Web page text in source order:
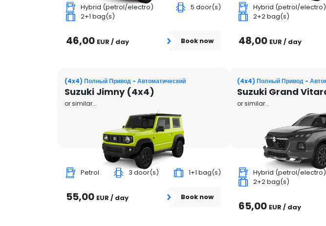
Hybrid (petrol/electro)
5 door(s)
2+1 bag(s)
46,00 EUR / day Book now
Hybrid (petrol/electro)
2+2 bag(s)
48,00 EUR / day
(4x4) Полный Привод - Автоматический
Suzuki Jimny (4x4)
or similar...
Petrol 3 door(s) 1+1 bag(s)
55,00 EUR / day Book now
(4x4) Полный Привод -
Suzuki Grand
or similar...
Hybrid (petrol/electro)
2+2 bag(s)
65,00 EUR / day